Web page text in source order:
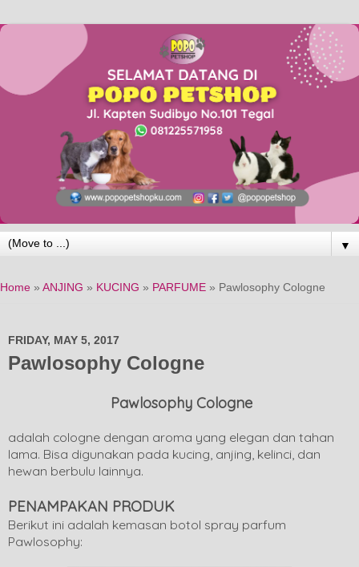
▼
Home » ANJING » KUCING » PARFUME » Pawlosophy Cologne
FRIDAY, MAY 5, 2017
Pawlosophy Cologne
Pawlosophy Cologne
adalah cologne dengan aroma yang elegan dan tahan
lama. Bisa digunakan pada kucing, anjing, kelinci, dan
hewan berbulu lainnya.
PENAMPAKAN PRODUK
Berikut ini adalah kemasan botol spray parfum
Pawlosophy: